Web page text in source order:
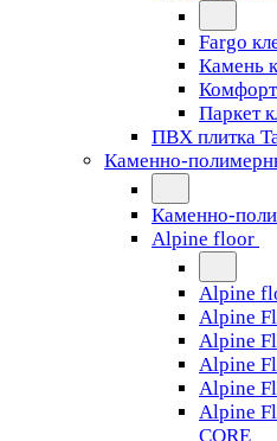
Fargo
Камень
Паркет
ПВХ плитка
Каменно-
Каменно-
Alpine floor
Alpine
Alpine
Alpine
Alpine
Alpine
Alpine
CORE